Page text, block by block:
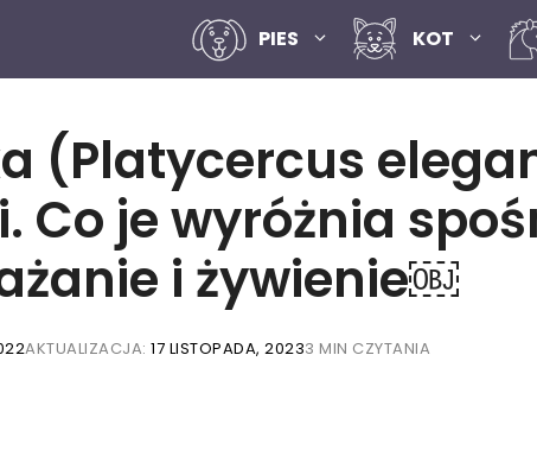
PIES KOT
(Platycercus
Co je wyróżnia
i żywienie￼
AKTUALIZACJA: 17 LISTOPADA, 20233 MIN CZYTANIA